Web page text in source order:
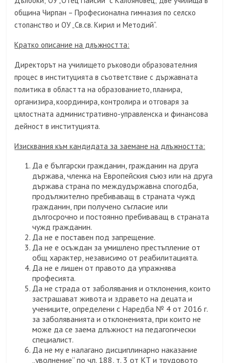
община Чирпан – Професионална гимназия по селско
стопанство и ОУ „Св.св. Кирил и Методий“.
Кратко описание на длъжността:
Директорът на училището ръководи образователния
процес в институцията в съответствие с държавната
политика в областта на образованието, планира,
организира, координира, контролира и отговаря за
цялостната административно-управленска и финансова
дейност в институцията.
Изисквания към кандидата за заемане на длъжността:
Да е български гражданин, гражданин на друга
държава, членка на Европейския съюз или на друга
държава страна по междудържавна спогодба,
продължително пребиваващ в страната чужд
гражданин, при получено съгласие или
дългосрочно и постоянно пребиваващ в страната
чужд гражданин.
Да не е поставен под запрещение.
Да не е осъждан за умишлено престъпление от
общ характер, независимо от реабилитацията.
Да не е лишен от правото да упражнява
професията.
Да не страда от заболявания и отклонения, които
застрашават живота и здравето на децата и
учениците, определени с Наредба № 4 от 2016 г.
за заболяванията и отклоненията, при които не
може да се заема длъжност на педагогически
специалист.
Да не му е налагано дисциплинарно наказание
„уволнение“ по чл. 188, т. 3 от КТ и трудовото